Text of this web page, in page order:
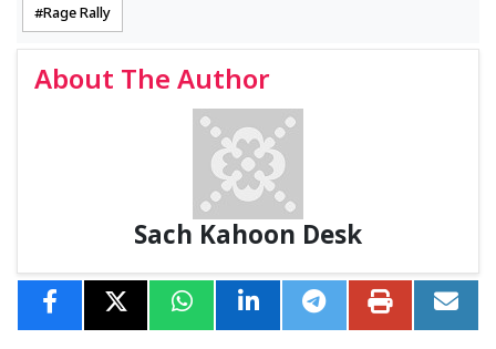
Rage Rally
About The Author
Sach Kahoon Desk